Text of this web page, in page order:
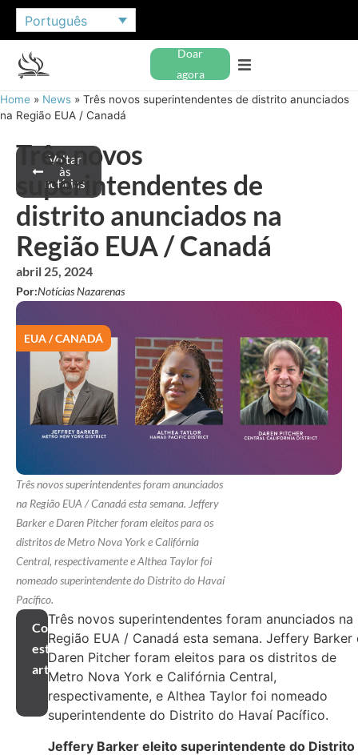
Português
Doar
agora
Home » News » Três novos superintendentes de distrito anunciados
na Região EUA / Canadá
Voltar
às
notícias
Três novos
superintendentes de
distrito anunciados na
Região EUA / Canadá
abril 25, 2024
Por:Notícias Nazarenas
EUA / CANADÁ
Três novos superintendentes foram anunciados
na Região EUA / Canadá esta semana. Jeffery
Barker e Daren Pitcher foram eleitos para os
distritos de Metro Nova York e Califórnia
Central, respectivamente e Althea Taylor foi
nomeado superintendente do Distrito do Havaí
Pacífico.
Compartilhar
este
artigo
Três novos superintendentes foram anunciados na
Região EUA / Canadá esta semana. Jeffery Barker
Daren Pitcher foram eleitos para os distritos de
Metro Nova York e Califórnia Central,
respectivamente, e Althea Taylor foi nomeado
superintendente do Distrito do Havaí Pacífico.
Jeffery Barker eleito superintendente do Distrito